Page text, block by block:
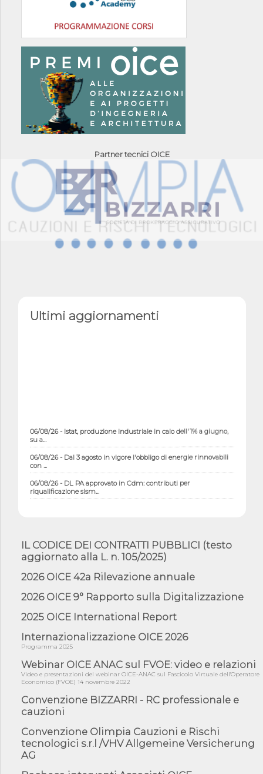
Partner tecnici OICE
Ultimi aggiornamenti
06/08/26 - Istat, produzione industriale in calo dell'1% a giugno,
su a...
06/08/26 - Dal 3 agosto in vigore l'obbligo di energie rinnovabili
con ...
06/08/26 - DL PA approvato in Cdm: contributi per
riqualificazione sism...
norme UE in m...
05/08/26 - DL Infrastrutture e PNRR è legge: approvata oggi la
amminist...
2 s...
05/08/26 - SAVE THE DATE: Assemblea Pubblica Confindustria
Professioni ...
05/08/26 - Successo OICE per il bando della Città metropolitana
di Reg...
05/08/26 - Lettera OICE per il bando della Giunta Regionale della
04/08/26 - DL PA: previste cancellazioni da elenchi professionisti
04/08/26 - International Sustainable Buildings Competition -
COP31, An...
IL CODICE DEI CONTRATTI PUBBLICI (testo
aggiornato alla L. n. 105/2025)
2026 OICE 42a Rilevazione annuale
2026 OICE 9° Rapporto sulla Digitalizzazione
2025 OICE International Report
Internazionalizzazione OICE 2026
Programma 2025
Webinar OICE ANAC sul FVOE: video e relazioni
Video e presentazioni del webinar OICE-ANAC sul Fascicolo Virtuale dell'Operatore
Economico (FVOE) 14 novembre 2022
Convenzione BIZZARRI - RC professionale e
cauzioni
Convenzione Olimpia Cauzioni e Rischi
tecnologici s.r.l /VHV Allgemeine Versicherung
AG